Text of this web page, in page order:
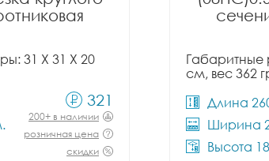
31 X 31 X 20
321
200+ в наличии
розничная цена
скидки
Габаритные
см, вес 362
Длина
Ширина
Высота